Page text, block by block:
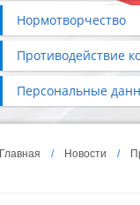
Нормотворчество
Противодействие
Персональные
Главная / Новости /